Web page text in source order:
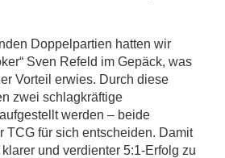
Doppelpartien hatten wir
Sven Refeld im Gepäck, was
Vorteil erwies. Durch diese
zwei schlagkräftige
werden – beide
TCG für sich entscheiden. Damit
und verdienter 5:1-Erfolg zu